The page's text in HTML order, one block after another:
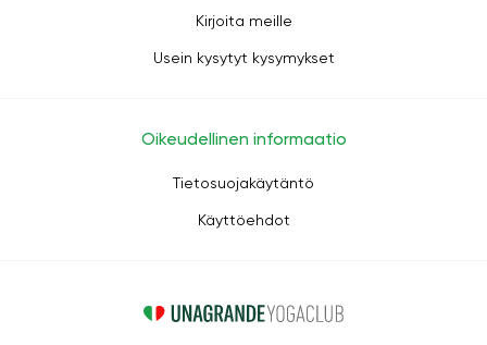
Kirjoita meille
Usein kysytyt kysymykset
Oikeudellinen informaatio
Tietosuojakäytäntö
Käyttöehdot